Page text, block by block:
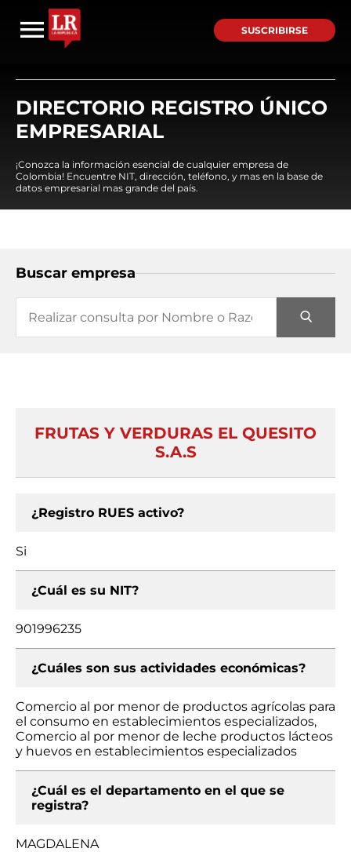
SUSCRIBIRSE
DIRECTORIO REGISTRO ÚNICO
EMPRESARIAL
¡Conozca la información esencial de cualquier empresa de
Colombia! Encuentre NIT, dirección, teléfono, y mas en la base de
datos empresarial mas grande del país.
Buscar empresa
FRUTAS Y VERDURAS EL QUESITO
S.A.S
¿Registro RUES activo?
Si
¿Cuál es su NIT?
901996235
¿Cuáles son sus actividades económicas?
Comercio al por menor de productos agrícolas para
el consumo en establecimientos especializados,
Comercio al por menor de leche productos lácteos
y huevos en establecimientos especializados
¿Cuál es el departamento en el que se
registra?
MAGDALENA